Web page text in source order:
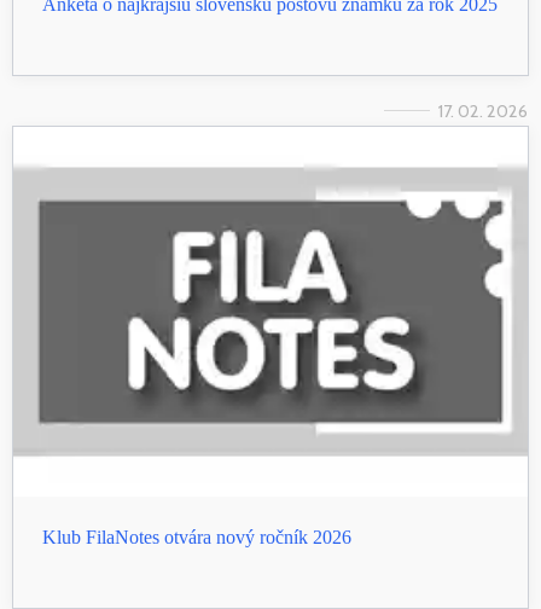
17. 02. 2026
Klub FilaNotes otvára nový ročník 2026